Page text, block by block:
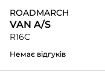
ROADMARCH
VAN A/S
R16C
Немає відгуків